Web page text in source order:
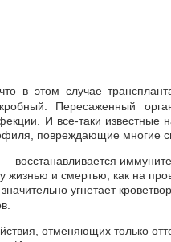
в этом случае
Пересаженный
И все-таки известные
повреждающие многие
жизнью и смертью, как на
значительно угнетает
отменяющих только